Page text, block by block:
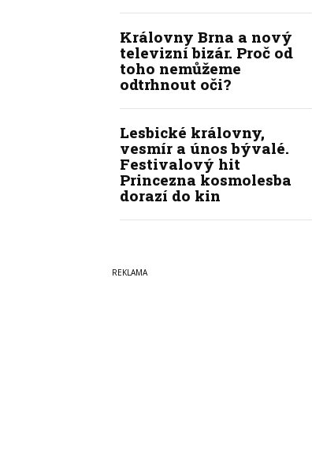
Královny Brna a nový
televizní bizár. Proč od
toho nemůžeme
odtrhnout oči?
Lesbické královny,
vesmír a únos bývalé.
Festivalový hit
Princezna kosmolesba
dorazí do kin